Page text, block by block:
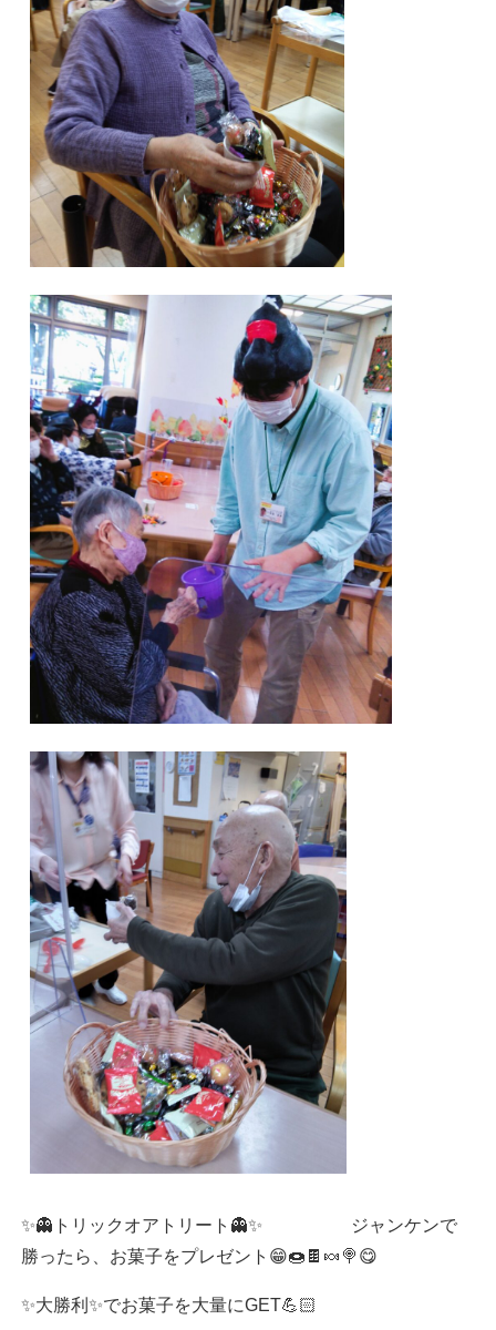
✨👻トリックオアトリート👻✨ ジャンケンで
勝ったら、お菓子をプレゼント😁🍩🍫🍬🍭😋
✨大勝利✨でお菓子を大量にGET💪🏻